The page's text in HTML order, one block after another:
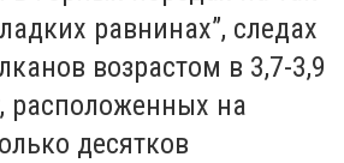
равнинах”, следах
возрастом в 3,7-3,9
расположенных на
десятков